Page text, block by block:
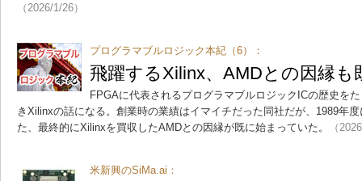
（2026/1/26）
プログラマブルロジック本紀（6）：
飛躍するXilinx、AMDとの因縁
FPGAに代表されるプログラマブルロジックICの歴史を
きXilinxの話になる。創業時の業績はイマイチだった同社だが、1989年
た、最終的にXilinxを買収したAMDとの因縁が既に始まっていた。
（
米新興のSiMa.ai：